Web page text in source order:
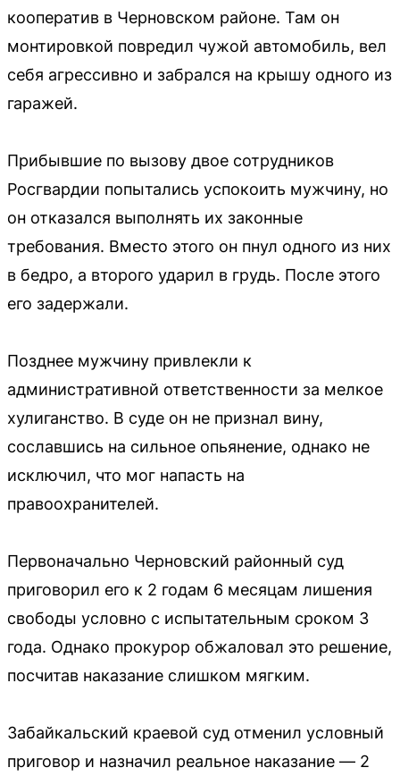
кооператив в Черновском районе. Там он
монтировкой повредил чужой автомобиль, вел
себя агрессивно и забрался на крышу одного из
гаражей.
Прибывшие по вызову двое сотрудников
Росгвардии попытались успокоить мужчину, но
он отказался выполнять их законные
требования. Вместо этого он пнул одного из них
в бедро, а второго ударил в грудь. После этого
его задержали.
Позднее мужчину привлекли к
административной ответственности за мелкое
хулиганство. В суде он не признал вину,
сославшись на сильное опьянение, однако не
исключил, что мог напасть на
правоохранителей.
Первоначально Черновский районный суд
приговорил его к 2 годам 6 месяцам лишения
свободы условно с испытательным сроком 3
года. Однако прокурор обжаловал это решение,
посчитав наказание слишком мягким.
Забайкальский краевой суд отменил условный
приговор и назначил реальное наказание — 2